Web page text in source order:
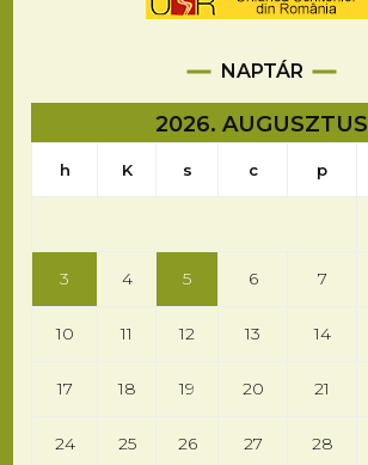
NAPTÁR
2026. AUGUSZTUS
h K s c p
3 4 5 6 7
10 11 12 13 14
17 18 19 20 21
24 25 26 27 28